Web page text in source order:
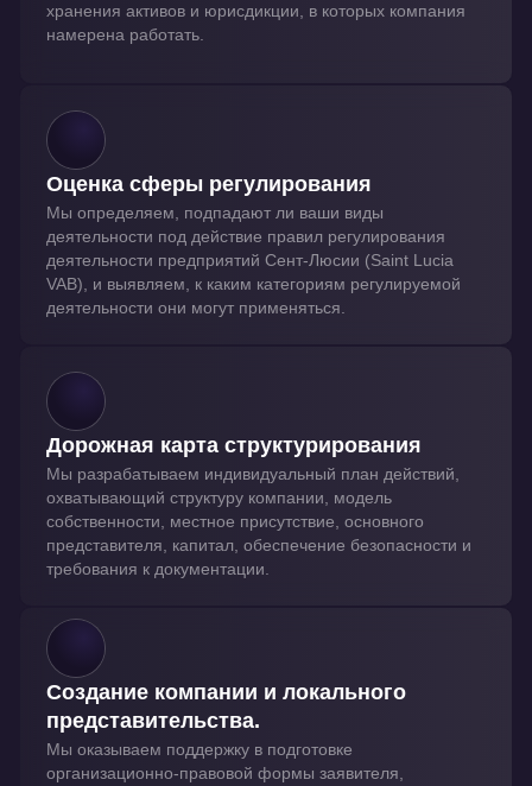
хранения активов и юрисдикции, в которых компания
намерена работать.
Дорожная карта структурирования
Мы разрабатываем индивидуальный план действий,
охватывающий структуру компании, модель
собственности, местное присутствие, основного
представителя, капитал, обеспечение безопасности и
требования к документации.
Оценка сферы регулирования
Мы определяем, подпадают ли ваши виды
деятельности под действие правил регулирования
деятельности предприятий Сент-Люсии (Saint Lucia
VAB), и выявляем, к каким категориям регулируемой
деятельности они могут применяться.
Создание компании и локального
представительства.
Мы оказываем поддержку в подготовке
организационно-правовой формы заявителя,